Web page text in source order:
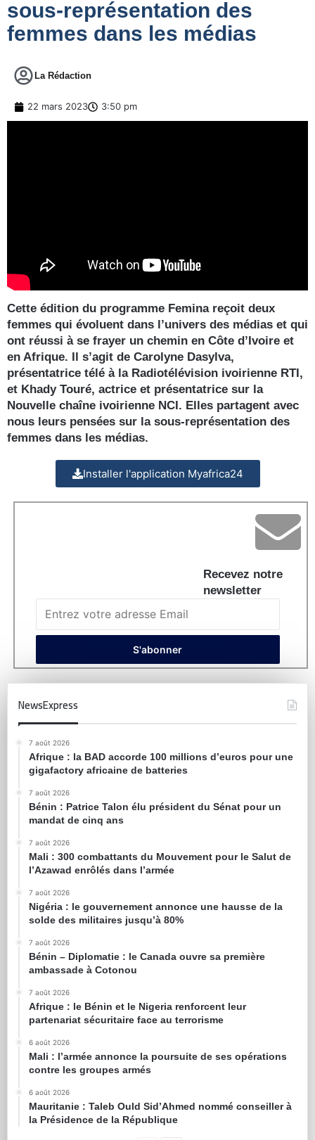
sous-représentation des
femmes dans les médias
La Rédaction
22 mars 2023 3:50 pm
Cette édition du programme Femina reçoit deux
femmes qui évoluent dans l’univers des médias et qui
ont réussi à se frayer un chemin en Côte d’Ivoire et
en Afrique. Il s’agit de Carolyne Dasylva,
présentatrice télé à la Radiotélévision ivoirienne RTI,
et Khady Touré, actrice et présentatrice sur la
Nouvelle chaîne ivoirienne NCI. Elles partagent avec
nous leurs pensées sur la sous-représentation des
femmes dans les médias.
Installer l'application Myafrica24
Recevez notre
newsletter
NewsExpress
7 août 2026
Afrique : la BAD accorde 100 millions d’euros pour une
gigafactory africaine de batteries
7 août 2026
Bénin : Patrice Talon élu président du Sénat pour un
mandat de cinq ans
7 août 2026
Mali : 300 combattants du Mouvement pour le Salut de
l’Azawad enrôlés dans l’armée
7 août 2026
Nigéria : le gouvernement annonce une hausse de la
solde des militaires jusqu’à 80%
7 août 2026
Bénin – Diplomatie : le Canada ouvre sa première
ambassade à Cotonou
7 août 2026
Afrique : le Bénin et le Nigeria renforcent leur
partenariat sécuritaire face au terrorisme
6 août 2026
Mali : l’armée annonce la poursuite de ses opérations
contre les groupes armés
6 août 2026
Mauritanie : Taleb Ould Sid’Ahmed nommé conseiller à
la Présidence de la République